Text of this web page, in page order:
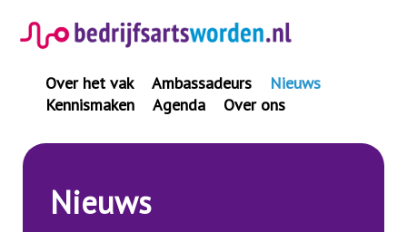
naar
inhoud
Over het vak Ambassadeurs
Nieuws
Kennismaken
Agenda Over ons
Nieuws